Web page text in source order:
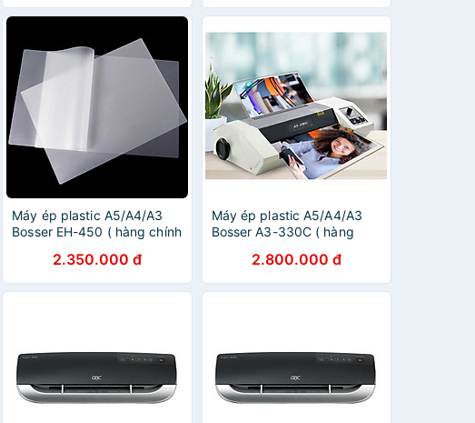
Máy ép plastic A5/A4/A3
Bosser EH-450 ( hàng chính
2.350.000 đ
Máy ép plastic A5/A4/A3
Bosser A3-330C ( hàng
2.800.000 đ